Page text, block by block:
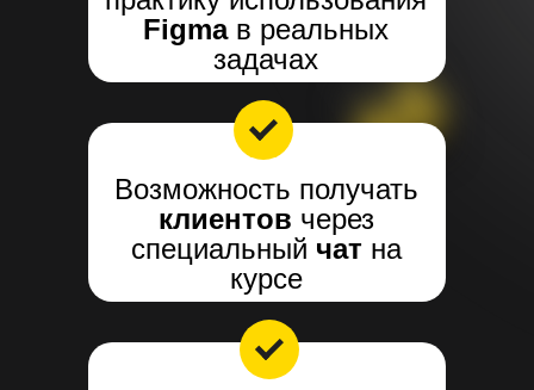
Figmaв реальных
задачах
Возможность получать
клиентов через
специальный чатна
курсе